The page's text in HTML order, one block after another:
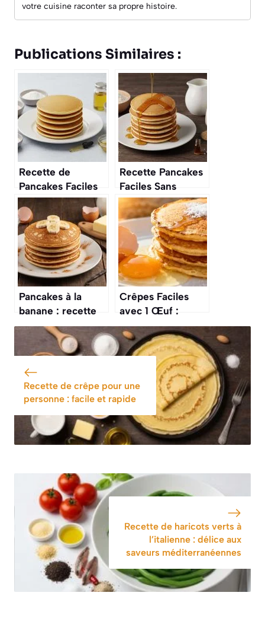
votre cuisine raconter sa propre histoire.
Publications Similaires :
Recette de
Pancakes Faciles
et Rapides
Recette Pancakes
Faciles Sans
Gluten
Pancakes à la
banane : recette
facile et
savoureuse
Crêpes Faciles
avec 1 Œuf :
recette Simple et
Rapide
Recette de crêpe pour une
personne : facile et rapide
Recette de haricots verts à
l’italienne : délice aux
saveurs méditerranéennes